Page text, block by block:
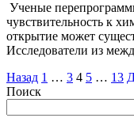
Ученые
чувствительность к
открытие может
Исследователи из
Пагинация
записей
Назад 1 … 3 4 5 … 13
Поиск